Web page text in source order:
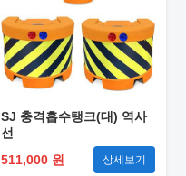
SJ 충격흡수탱크(대) 역사
선
511,000 원
상세보기